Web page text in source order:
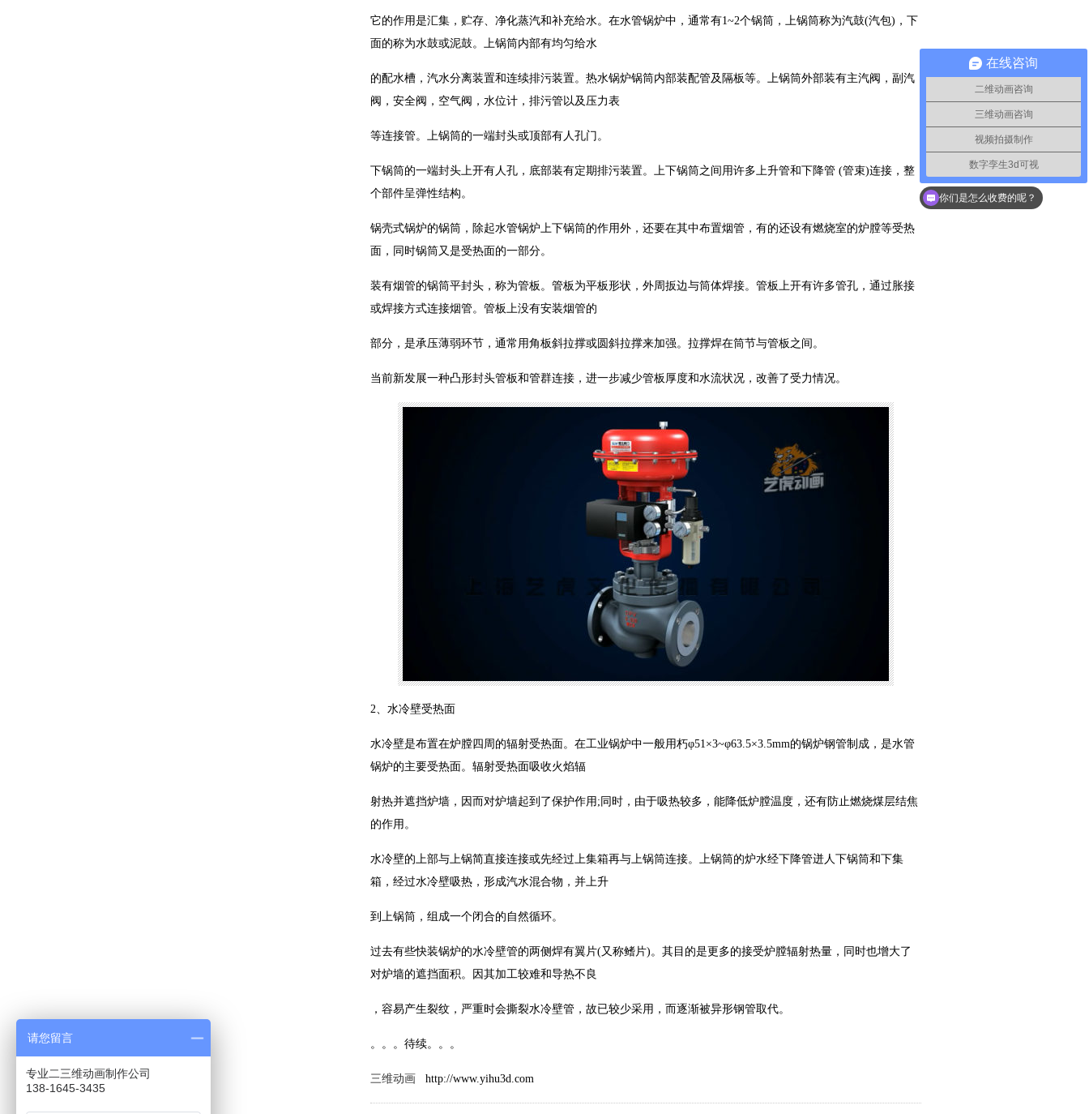
它的作用是汇集，贮存、净化蒸汽和补充给水。在水管锅炉中，通常有1~2个锅筒，上锅筒称为汽鼓(汽包)，下
面的称为水鼓或泥鼓。上锅筒内部有均匀给水
的配水槽，汽水分离装置和连续排污装置。热水锅炉锅筒内部装配管及隔板等。上锅筒外部装有主汽阀，副汽
阀，安全阀，空气阀，水位计，排污管以及压力表
等连接管。上锅筒的一端封头或顶部有人孔门。
下锅筒的一端封头上开有人孔，底部装有定期排污装置。上下锅筒之间用许多上升管和下降管 (管束)连接，整
个部件呈弹性结构。
锅壳式锅炉的锅筒，除起水管锅炉上下锅筒的作用外，还要在其中布置烟管，有的还设有燃烧室的炉膛等受热
面，同时锅筒又是受热面的一部分。
装有烟管的锅筒平封头，称为管板。管板为平板形状，外周扳边与筒体焊接。管板上开有许多管孔，通过胀接
或焊接方式连接烟管。管板上没有安装烟管的
部分，是承压薄弱环节，通常用角板斜拉撑或圆斜拉撑来加强。拉撑焊在筒节与管板之间。
当前新发展一种凸形封头管板和管群连接，进一步减少管板厚度和水流状况，改善了受力情况。
2、水冷壁受热面
水冷壁是布置在炉膛四周的辐射受热面。在工业锅炉中一般用朽φ51×3~φ63.5×3.5mm的锅炉钢管制成，是水管
锅炉的主要受热面。辐射受热面吸收火焰辐
射热并遮挡炉墙，因而对炉墙起到了保护作用;同时，由于吸热较多，能降低炉膛温度，还有防止燃烧煤层结焦
的作用。
水冷壁的上部与上锅简直接连接或先经过上集箱再与上锅筒连接。上锅筒的炉水经下降管迸人下锅筒和下集
箱，经过水冷壁吸热，形成汽水混合物，并上升
到上锅筒，组成一个闭合的自然循环。
过去有些快装锅炉的水冷壁管的两侧焊有翼片(又称鳍片)。其目的是更多的接受炉膛辐射热量，同时也增大了
对炉墙的遮挡面积。因其加工较难和导热不良
，容易产生裂纹，严重时会撕裂水冷壁管，故已较少采用，而逐渐被异形钢管取代。
。。。待续。。。
三维动画 http://www.yihu3d.com
在线咨询
二维动画咨询
三维动画咨询
视频拍摄制作
数字孪生3d可视
你们是怎么收费的呢？
请您留言
专业二三维动画制作公司
138-1645-3435